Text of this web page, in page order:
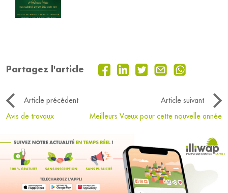
Partagez l'article
Article précédent
Article suivant
Avis de travaux
Meilleurs Vœux pour cette nouvelle année